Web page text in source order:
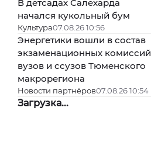
В детсадах Салехарда
начался кукольный бум
Культура07.08.26 10:56
Энергетики вошли в состав
экзаменационных комиссий
вузов и ссузов Тюменского
макрорегиона
Новости партнёров07.08.26 10:54
Загрузка...